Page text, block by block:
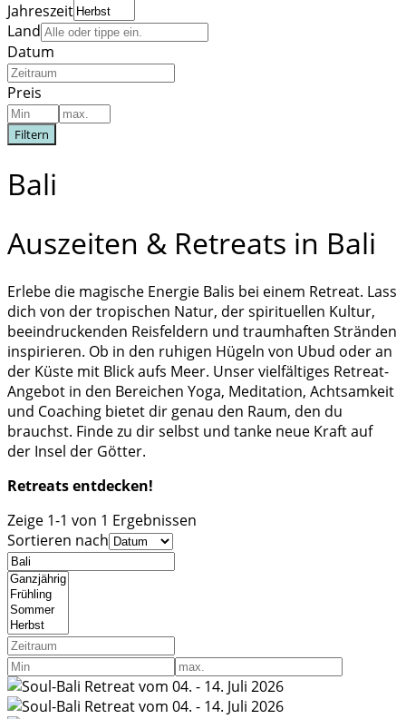
Jahreszeit
Land
Datum
Preis
Filtern
Bali
Auszeiten & Retreats in Bali
Erlebe die magische Energie Balis bei einem Retreat. Lass
dich von der tropischen Natur, der spirituellen Kultur,
beeindruckenden Reisfeldern und traumhaften Stränden
inspirieren. Ob in den ruhigen Hügeln von Ubud oder an
der Küste mit Blick aufs Meer. Unser vielfältiges Retreat-
Angebot in den Bereichen Yoga, Meditation, Achtsamkeit
und Coaching bietet dir genau den Raum, den du
brauchst. Finde zu dir selbst und tanke neue Kraft auf
der Insel der Götter.
Retreats entdecken!
Zeige 1-1 von 1 Ergebnissen
Sortieren nach